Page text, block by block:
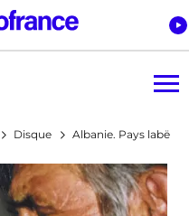
Disque Albanie. Pays labë